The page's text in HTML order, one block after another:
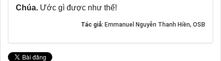
Chúa. Ước gì được như thế!
Tác giả: Emmanuel Nguyễn Thanh Hiền, OSB